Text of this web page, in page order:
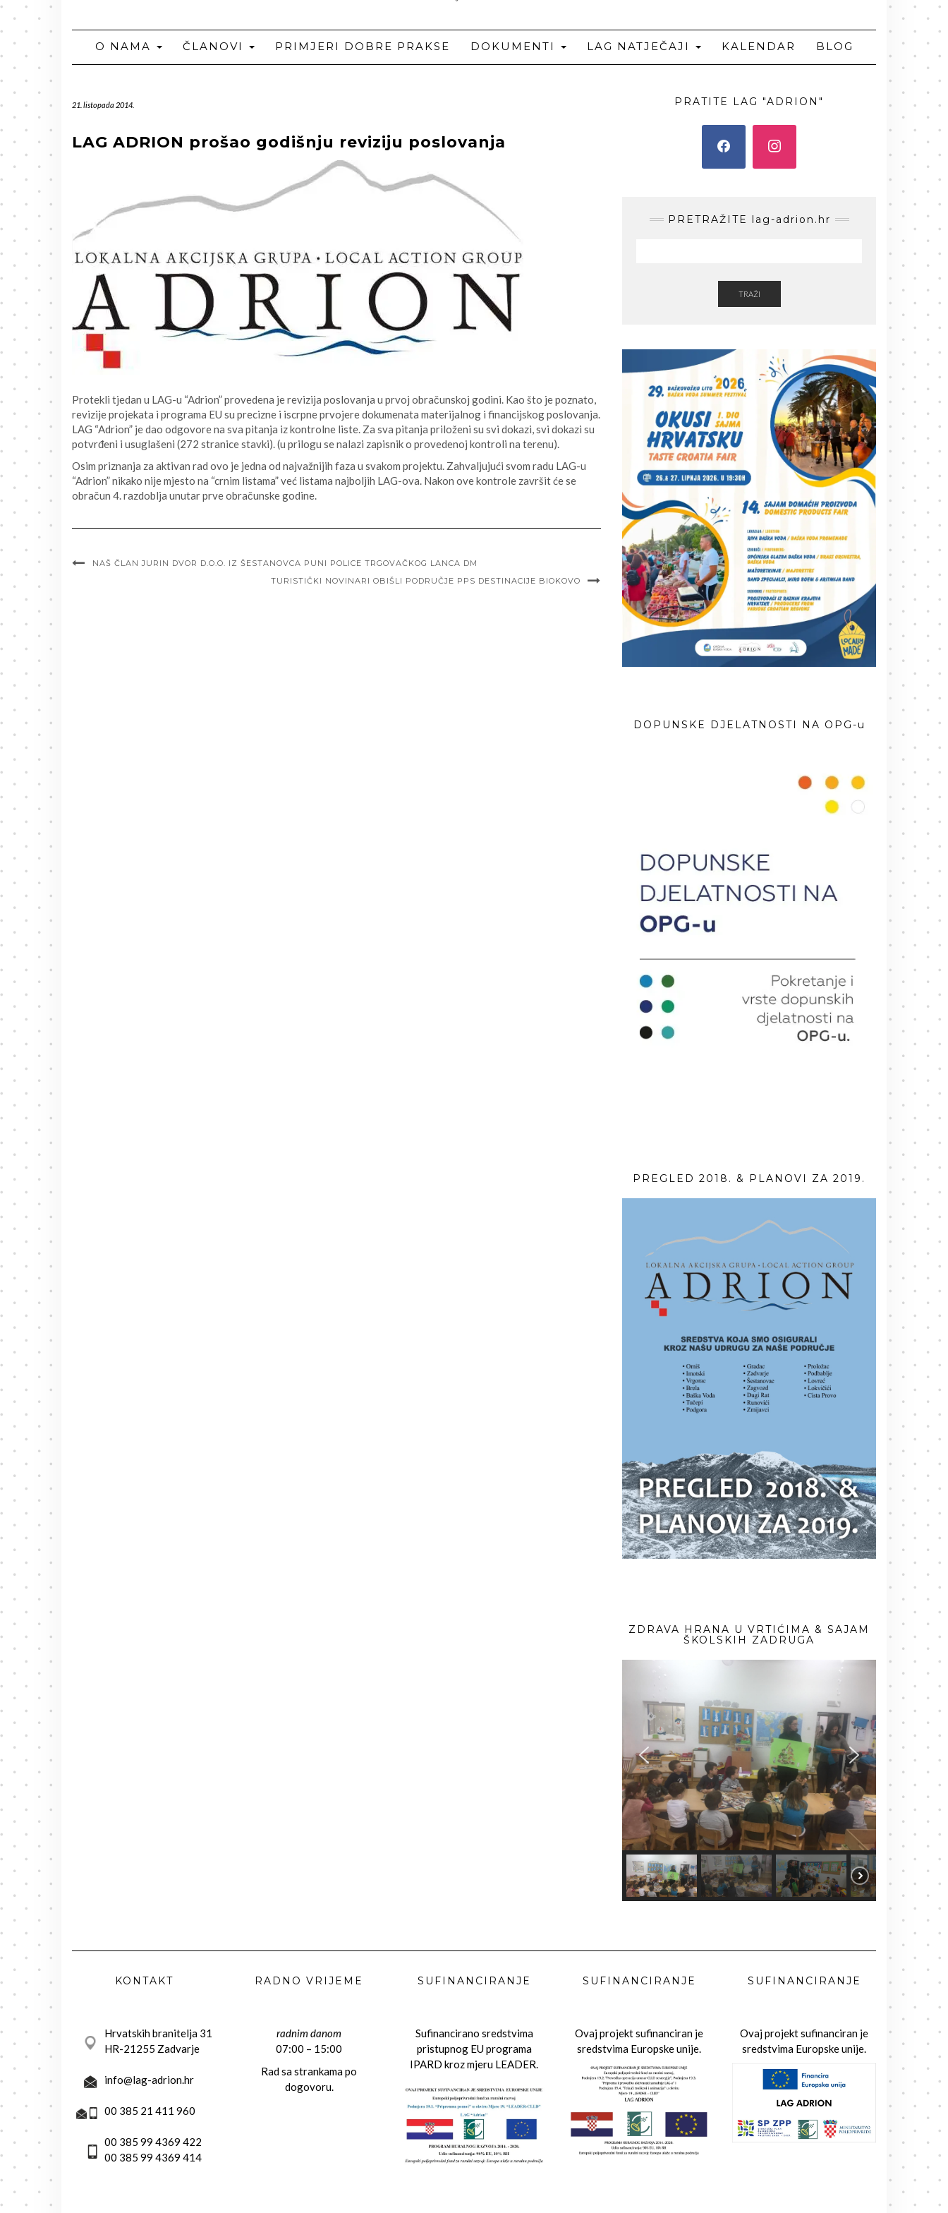
O NAMA ČLANOVI PRIMJERI DOBRE PRAKSE DOKUMENTI LAG NATJEČAJI KALENDAR BLOG
21. listopada 2014.
LAG ADRION prošao godišnju reviziju poslovanja
Protekli tjedan u LAG-u “Adrion” provedena je revizija poslovanja u prvoj obračunskoj godini. Kao što je poznato,
revizije projekata i programa EU su precizne i iscrpne prvojere dokumenata materijalnog i financijskog poslovanja.
LAG “Adrion” je dao odgovore na sva pitanja iz kontrolne liste. Za sva pitanja priloženi su svi dokazi, svi dokazi su
potvrđeni i usuglašeni (272 stranice stavki). (u prilogu se nalazi zapisnik o provedenoj kontroli na terenu).
Osim priznanja za aktivan rad ovo je jedna od najvažnijih faza u svakom projektu. Zahvaljujući svom radu LAG-u
“Adrion” nikako nije mjesto na “crnim listama” već listama najboljih LAG-ova. Nakon ove kontrole završit će se
obračun 4. razdoblja unutar prve obračunske godine.
NAŠ ČLAN JURIN DVOR D.O.O. IZ ŠESTANOVCA PUNI POLICE TRGOVAČKOG LANCA DM
TURISTIČKI NOVINARI OBIŠLI PODRUČJE PPS DESTINACIJE BIOKOVO
PRATITE LAG "ADRION"
PRETRAŽITE lag-adrion.hr
TRAŽI
DOPUNSKE DJELATNOSTI NA OPG-u
PREGLED 2018. & PLANOVI ZA 2019.
ZDRAVA HRANA U VRTIĆIMA & SAJAM
ŠKOLSKIH ZADRUGA
KONTAKT
Hrvatskih branitelja 31
HR-21255 Zadvarje
info@lag-adrion.hr
00 385 21 411 960
00 385 99 4369 422
00 385 99 4369 414
RADNO VRIJEME
radnim danom
07:00 – 15:00
Rad sa strankama po
dogovoru.
SUFINANCIRANJE
Sufinancirano sredstvima
pristupnog EU programa
IPARD kroz mjeru LEADER.
SUFINANCIRANJE
Ovaj projekt sufinanciran je
sredstvima Europske unije.
SUFINANCIRANJE
Ovaj projekt sufinanciran je
sredstvima Europske unije.